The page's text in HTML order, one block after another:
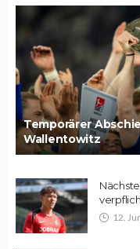
Temporärer
Wallentowitz
12.